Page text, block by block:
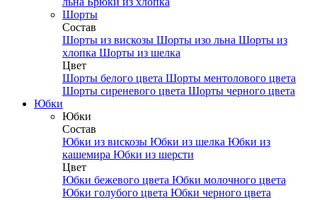
Шорты
Состав
Шорты из вискозы Шорты изо льна Шорты из
хлопка Шорты из шелка
Цвет
Шорты белого цвета Шорты ментолового цвета
Шорты сиреневого цвета Шорты черного цвета
Юбки
Юбки
Состав
Юбки из вискозы Юбки из шелка Юбки из
кашемира Юбки из шерсти
Цвет
Юбки бежевого цвета Юбки молочного цвета
Юбки голубого цвета Юбки черного цвета